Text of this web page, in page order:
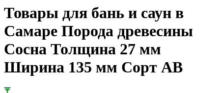
Товары для бань и саун в
Самаре Порода древесины
Сосна Толщина 27 мм
Ширина 135 мм Сорт АВ